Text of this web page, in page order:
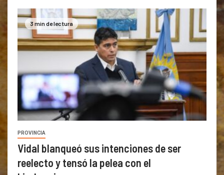
3 min de lectura
PROVINCIA
Vidal blanqueó sus intenciones de ser
reelecto y tensó la pelea con el